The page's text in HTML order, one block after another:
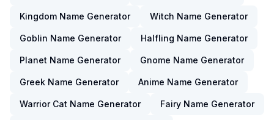
Kingdom Name Generator Witch Name Generator
Goblin Name Generator Halfling Name Generator
Planet Name Generator Gnome Name Generator
Greek Name Generator Anime Name Generator
Warrior Cat Name Generator Fairy Name Generator